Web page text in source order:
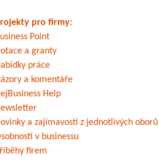
pro firmy:
Point
a granty
práce
a komentáře
Help
a zajímavosti z jednotlivých oborů
v businessu
firem